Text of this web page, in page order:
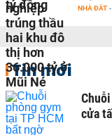
NHÀ ĐẤT -
Tin mới
cửa